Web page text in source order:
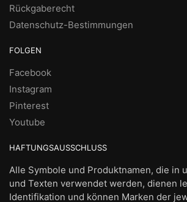
Rückgaberecht
Datenschutz-Bestimmungen
FOLGEN
Facebook
Instagram
Pinterest
Youtube
HAFTUNGSAUSSCHLUSS
Alle Symbole und Produktnamen, die in
und Texten verwendet werden, dienen
Identifikation und können Marken der